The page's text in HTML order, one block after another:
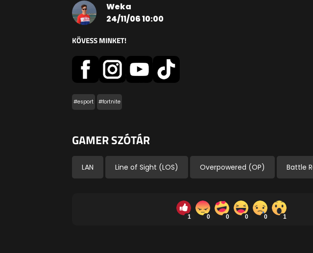
Weka
24/11/06 10:00
KÖVESS MINKET!
#esport #fortnite
GAMER SZÓTÁR
LAN Line of Sight (LOS) Overpowered (OP) Battle
1 0 0 0 0 1